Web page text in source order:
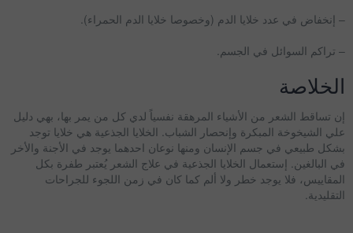
– إنخفاض في عدد خلايا الدم (وخصوصا خلايا الدم الحمراء).
– تراكم السوائل في الجسم.
الخلاصة
إن تساقط الشعر من الأشياء المرهقة نفسياً لدي كل من يمر بها، بهي دليل
علي الشيخوخة المبكرة وإنحصار الشباب. الخلايا الجذعية هي خلايا توجد
بشكل طبيعي في جسم الإنسان ومنها نوعان احدهما يوجد في الأجنة والأخر
في البالغين. إستعمال الخلايا الجذعية في علاج الشعر يُعتبر طفرة بكل
المقاييس، فلا يوجد خطر ولا ألم كما كان في زمن اللجوء للجراحات
التقليدية.